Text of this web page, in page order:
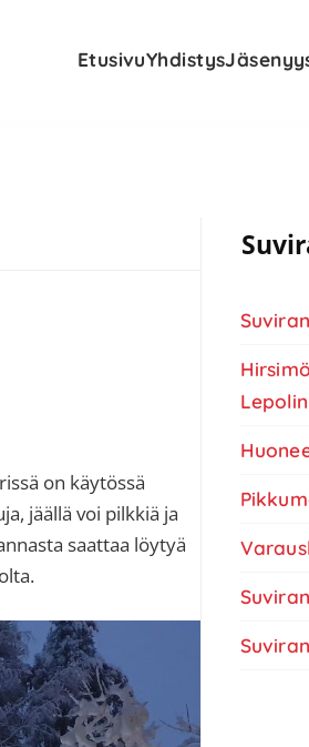
EtusivuYhdistys
on käytössä
jäällä voi pilkkiä ja
saattaa löytyä